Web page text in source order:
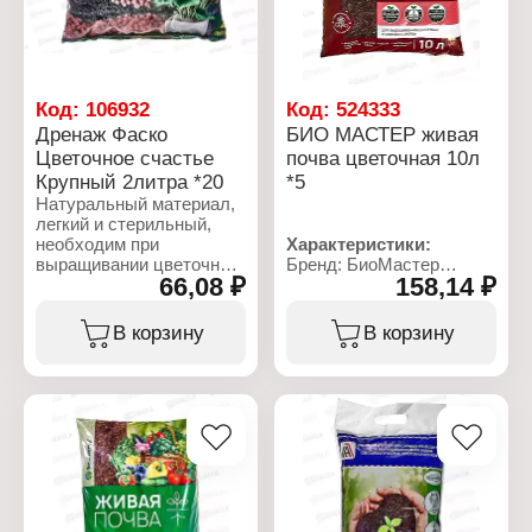
микроэлементы и
питательные вещества,
Характеристики:
Бренд: БиоМастер
Серия: "Живая почва"
Тип товара: Грунт
Назначение:
универсальный
Объем: 10 л
Название: "Цветочный"
Объем: 5 л
Код: 106932
Дренаж Фаско
Цветочное счастье
Крупный 2литра *20
Натуральный материал,
легкий и стерильный,
необходим при
выращивании цветочно-
декоративных растений
в комнатных условиях
для поддержания
комфортного водно-
растений (диффенбахий,
кротонов, монстер,
драцен, фатсий, юкк,
кордилин, бересклета,
марант, пальм, фикусов,
филодендронов,
66,08 ₽
В корзину
Код:524333
БИО МАСТЕР живая
почва цветочная 10л
*5
Характеристики:
Бренд: БиоМастер
Серия: "Живая почва"
Назначение: для цветов
Объем: 10 л
158,14 ₽
В корзину